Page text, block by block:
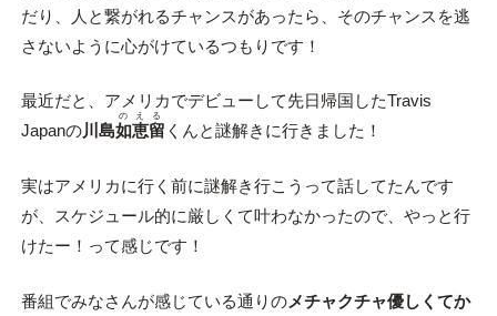
だり、人と繋がれるチャンスがあったら、そのチャンスを逃
さないように心がけているつもりです！
最近だと、アメリカでデビューして先日帰国したTravis
Japanの川島如恵留
のえる
くんと謎解きに行きました！
実はアメリカに行く前に謎解き行こうって話してたんです
が、スケジュール的に厳しくて叶わなかったので、やっと行
けたー！って感じです！
番組でみなさんが感じている通りのメチャクチャ優しくてか